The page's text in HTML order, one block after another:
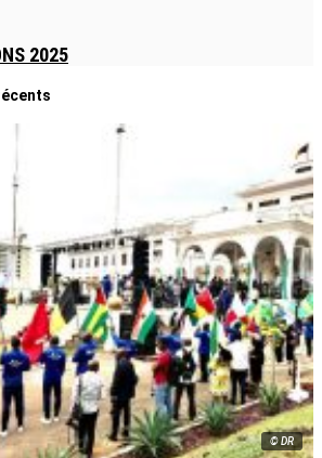
2025
© DR